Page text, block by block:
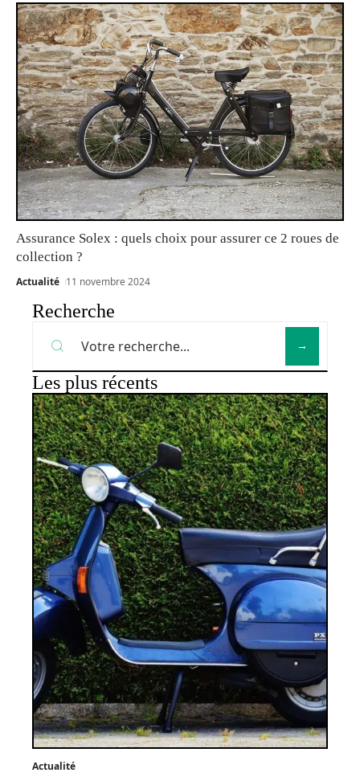
Assurance Solex : quels choix pour assurer ce 2 roues de
collection ?
Actualité 11 novembre 2024
Recherche
Les plus récents
Actualité